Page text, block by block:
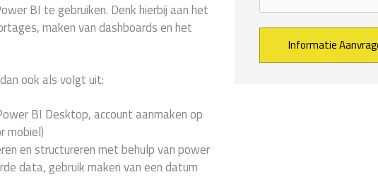
BI te gebruiken. Denk hierbij aan het
maken van dashboards en het
ook als volgt uit:
BI Desktop, account aanmaken op
mobiel)
en structureren met behulp van power
data, gebruik maken van een datum